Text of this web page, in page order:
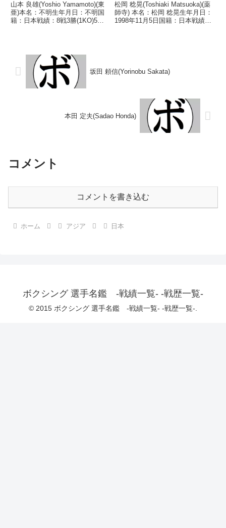
山本 良雄(Yoshio Yamamoto)(東
亜)本名：不明生年月日：不明国
籍：日本戦績：8戦3勝(1KO)5敗
新人王1回戦194...
松岡 稔晃(Toshiaki Matsuoka)(薬
師寺) 本名：松岡 稔晃生年月日：
1998年11月5日国籍：日本戦績：
坂田 頼信(Yorinobu Sakata)
本田 定夫(Sadao Honda)
コメント
コメントを書き込む
ホーム アジア 日本
ボクシング 選手名鑑 -戦績一覧- -戦歴一覧-
© 2015 ボクシング 選手名鑑 -戦績一覧- -戦歴一覧-.